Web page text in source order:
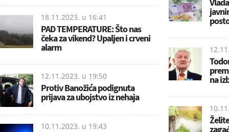
18.11.2023. u 16:41
PAD TEMPERATURE: Što nas
čeka za vikend? Upaljen i crveni
alarm
12.11.2023. u 19:50
Protiv Banožića podignuta
prijava za ubojstvo iz nehaja
10.11.2023. u 19:43
na